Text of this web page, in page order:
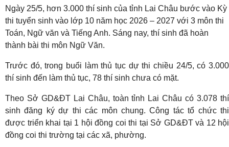
Ngày 25/5, hơn 3.000 thí sinh của tỉnh Lai Châu bước vào Kỳ
thi tuyển sinh vào lớp 10 năm học 2026 – 2027 với 3 môn thi
Toán, Ngữ văn và Tiếng Anh. Sáng nay, thí sinh đã hoàn
thành bài thi môn Ngữ Văn.
Trước đó, trong buổi làm thủ tục dự thi chiều 24/5, có 3.000
thí sinh đến làm thủ tục, 78 thí sinh chưa có mặt.
Theo Sở GD&ĐT Lai Châu, toàn tỉnh Lai Châu có 3.078 thí
sinh đăng ký dự thi các môn chung. Công tác tổ chức thi
được triển khai tại 1 hội đồng coi thi tại Sở GD&ĐT và 12 hội
đồng coi thi trường tại các xã, phường.